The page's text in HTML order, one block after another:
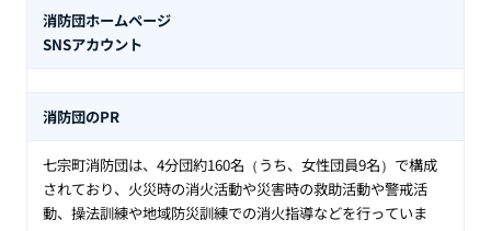
消防団ホームページ
SNSアカウント
消防団のPR
七宗町消防団は、4分団約160名（うち、女性団員9名）で構成
されており、火災時の消火活動や災害時の救助活動や警戒活
動、操法訓練や地域防災訓練での消火指導などを行っていま